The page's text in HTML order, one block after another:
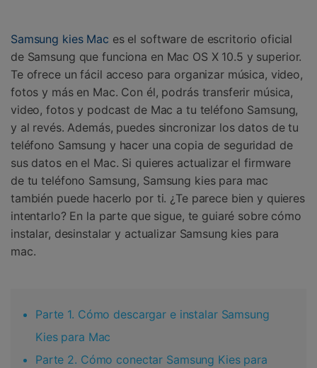
Reparación de Móviles
Protección del Móvil
Encuentra Más Soluciones
Samsung kies Mac es el software de escritorio oficial
de Samsung que funciona en Mac OS X 10.5 y superior.
Te ofrece un fácil acceso para organizar música, video,
fotos y más en Mac. Con él, podrás transferir música,
video, fotos y podcast de Mac a tu teléfono Samsung,
y al revés. Además, puedes sincronizar los datos de tu
teléfono Samsung y hacer una copia de seguridad de
sus datos en el Mac. Si quieres actualizar el firmware
de tu teléfono Samsung, Samsung kies para mac
también puede hacerlo por ti. ¿Te parece bien y quieres
intentarlo? En la parte que sigue, te guiaré sobre cómo
instalar, desinstalar y actualizar Samsung kies para
mac.
Parte 1. Cómo descargar e instalar Samsung
Kies para Mac
Parte 2. Cómo conectar Samsung Kies para